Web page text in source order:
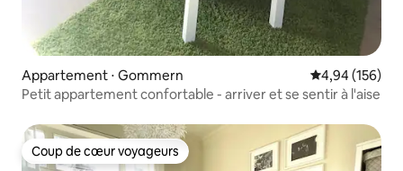
Appartement ⋅ Gommern Évaluation
4,94 (156)
Petit appartement confortable - arriver et se sentir à l'aise
Coup de cœur voyageurs
Coup de cœur voyageurs